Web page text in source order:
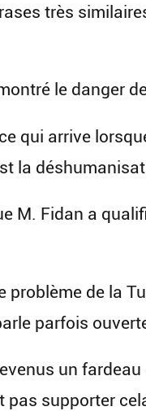
très
le danger
qui arrive
la
M. Fidan a
problème de la
parfois
un
supporter